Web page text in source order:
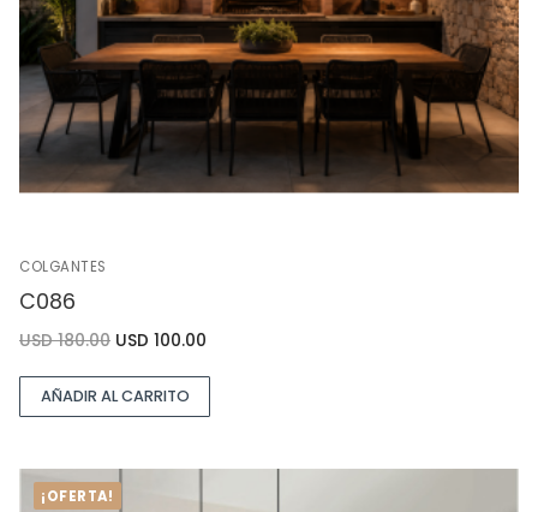
COLGANTES
C086
USD180.00 USD 100.00
AÑADIR AL CARRITO
¡OFERTA!